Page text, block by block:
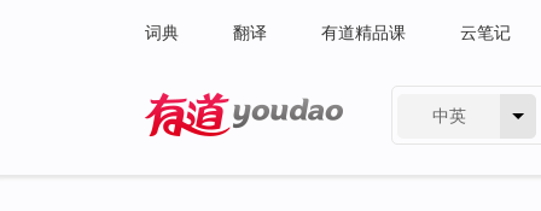
词典 翻译 有道精品课 云笔记
中英